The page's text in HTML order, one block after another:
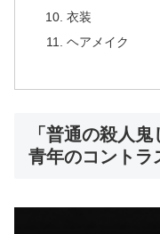
衣装
ヘアメイク
「普通の殺人
青年のコントラ